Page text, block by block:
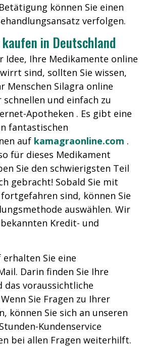
können Sie einen
verfolgen.
in Deutschland
Idee, Ihre Medikamente online
sind, sollten Sie wissen,
Menschen Silagra online
schnellen und einfach zu
Apotheken . Es gibt eine
fantastischen
auf kamagraonline.com .
für dieses Medikament
Sie den schwierigsten Teil
gebracht! Sobald Sie mit
sind, können Sie
auswählen. Wir
Kredit- und
erhalten Sie eine
Darin finden Sie Ihre
das voraussichtliche
Sie Fragen zu Ihrer
können Sie sich an unseren
Kundenservice
bei allen Fragen weiterhilft.